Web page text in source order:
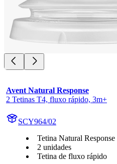
Avent Natural Response
2 Tetinas T4, fluxo rápido, 3m+
SCY964/02
Tetina Natural Response
2 unidades
Tetina de fluxo rápido